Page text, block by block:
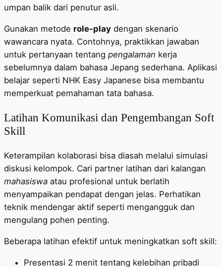
umpan balik dari penutur asli.
Gunakan metode role-play dengan skenario
wawancara nyata. Contohnya, praktikkan jawaban
untuk pertanyaan tentang pengalaman kerja
sebelumnya dalam bahasa Jepang sederhana. Aplikasi
belajar seperti NHK Easy Japanese bisa membantu
memperkuat pemahaman tata bahasa.
Latihan Komunikasi dan Pengembangan Soft
Skill
Keterampilan kolaborasi bisa diasah melalui simulasi
diskusi kelompok. Cari partner latihan dari kalangan
mahasiswa atau profesional untuk berlatih
menyampaikan pendapat dengan jelas. Perhatikan
teknik mendengar aktif seperti mengangguk dan
mengulang pohen penting.
Beberapa latihan efektif untuk meningkatkan soft skill:
Presentasi 2 menit tentang kelebihan pribadi